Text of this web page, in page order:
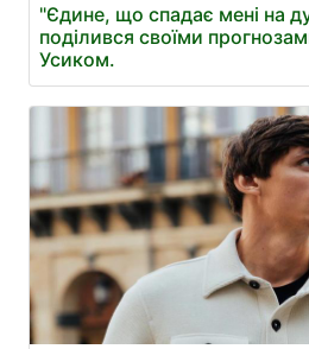
"Єдине, що спадає мені на
поділився своїми
Усиком.